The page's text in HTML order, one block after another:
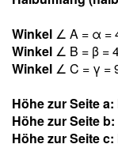
Winkel ∠ A = α =
Winkel ∠ B = β =
Winkel ∠ C = γ =
Höhe zur Seite a:
Höhe zur Seite b:
Höhe zur Seite c: